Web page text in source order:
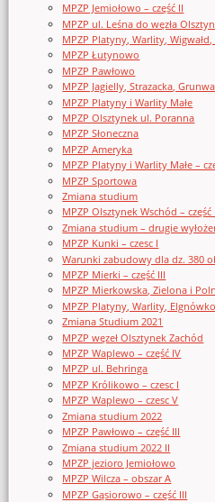
MPZP Jemiołowo – część II
MPZP ul. Leśna do węzła
MPZP Platyny, Warlity,
MPZP Łutynowo
MPZP Pawłowo
MPZP Jagielly, Strazacka,
MPZP Platyny i Warlity Małe
MPZP Olsztynek ul. Poranna
MPZP Słoneczna
MPZP Ameryka
MPZP Platyny i Warlity Małe –
MPZP Sportowa
Zmiana studium
MPZP Olsztynek Wschód – część
Zmiana studium – drugie
MPZP Kunki – czesc I
Warunki zabudowy dla dz. 380
MPZP Mierki – część III
MPZP Mierkowska, Zielona i
MPZP Platyny, Warlity,
Zmiana Studium 2021
MPZP węzeł Olsztynek Zachód
MPZP Waplewo – część IV
MPZP ul. Behringa
MPZP Królikowo – czesc I
MPZP Waplewo – czesc V
Zmiana studium 2022
MPZP Pawłowo – część III
Zmiana studium 2022 II
MPZP jezioro Jemiołowo
MPZP Wilcza – obszar A
MPZP Gąsiorowo – część III